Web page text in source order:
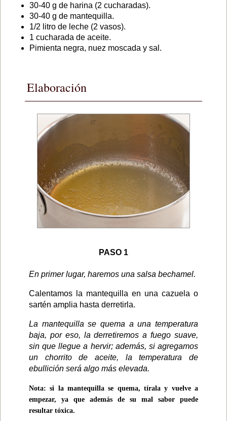
30-40 g de harina (2 cucharadas).
30-40 g de mantequilla.
1/2 litro de leche (2 vasos).
1 cucharada de aceite.
Pimienta negra, nuez moscada y sal.
Elaboración
PASO 1
En primer lugar, haremos una salsa bechamel.
Calentamos la mantequilla en una cazuela o
sartén amplia hasta derretirla.
La mantequilla se quema a una temperatura
baja, por eso, la derretiremos a fuego suave,
sin que llegue a hervir; además, si agregamos
un chorrito de aceite, la temperatura de
ebullición será algo más elevada.
Nota: si la mantequilla se quema, tírala y vuelve a
empezar, ya que además de su mal sabor puede
resultar tóxica.